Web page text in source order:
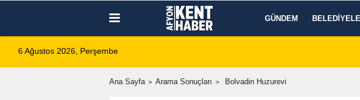
GÜNDEM
6 Ağustos 2026, Perşembe
Ana Sayfa Arama Sonuçları Bolvadin Huzurevi